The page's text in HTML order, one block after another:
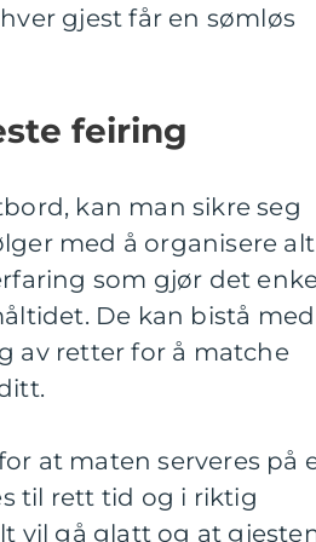
gjest får en sømløs
feiring
kan man sikre seg
med å organisere alt
som gjør det
De kan bistå med
av retter for å matche
at maten serveres på
til rett tid og i riktig
vil gå glatt og at